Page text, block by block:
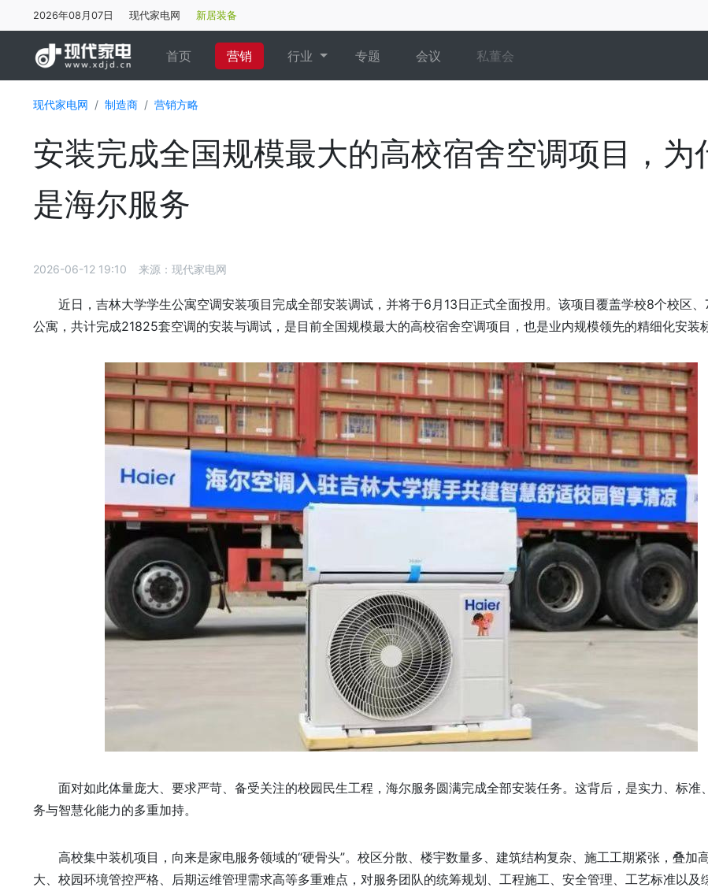
2026年08月07日 现代家电网 新居装备
首页(current)
营销 行业 专题 会议 私董会
现代家电网 制造商 营销方略
安装完成全国规模最大的高校宿舍空调项目，为
是海尔服务
2026-06-12 19:10 来源：现代家电网
近日，吉林大学学生公寓空调安装项目完成全部安装调试，并将于6月13日正式全面投用。该项目覆盖学校8个校区
公寓，共计完成21825套空调的安装与调试，是目前全国规模最大的高校宿舍空调项目，也是业内规模领先的精细化安装
面对如此体量庞大、要求严苛、备受关注的校园民生工程，海尔服务圆满完成全部安装任务。这背后，是实力、标准
务与智慧化能力的多重加持。
高校集中装机项目，向来是家电服务领域的“硬骨头”。校区分散、楼宇数量多、建筑结构复杂、施工工期紧张，叠加
大、校园环境管控严格、后期运维管理需求高等多重难点，对服务团队的统筹规划、工程施工、安全管理、工艺标准以及